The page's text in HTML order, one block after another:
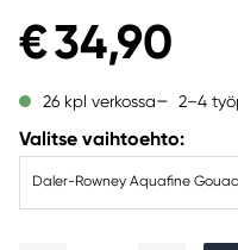
€ 34,90
26 kpl verkossa 2–4
Valitse vaihtoehto: